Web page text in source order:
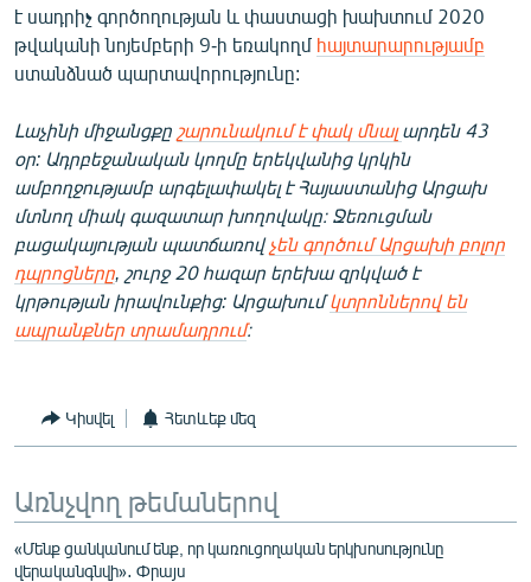
է սադրիչ գործողության և փաստացի խախտում 2020
թվականի նոյեմբերի 9-ի եռակողմ հայտարարությամբ
ստանձնած պարտավորությունը:
Լաչինի միջանցքը շարունակում է փակ մնալարդեն 43
օր: Ադրբեջանական կողմը երեկվանից կրկին
ամբողջությամբ արգելափակել է Հայաստանից Արցախ
մտնող միակ գազատար խողովակը։ Ջեռուցման
բացակայության պատճառով չեն գործում Արցախի բոլոր
դպրոցները , շուրջ 20 հազար երեխա զրկված է
կրթության իրավունքից: Արցախումկտրոններով են
ապրանքներ տրամադրում։
Կիսվել Հետևեք մեզ
Առնչվող թեմաներով
«Մենք ցանկանում ենք, որ կառուցողական երկխոսությունը
վերականգնվի»․ Փրայս